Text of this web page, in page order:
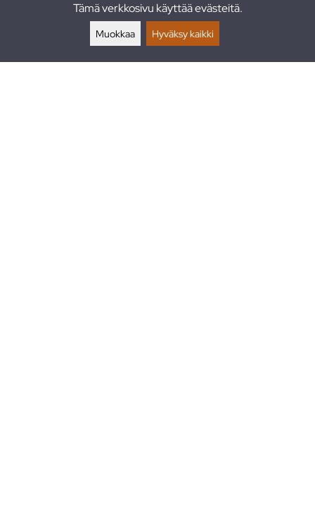
Tämä verkkosivu käyttää evästeitä.
Muokkaa Hyväksy kaikki